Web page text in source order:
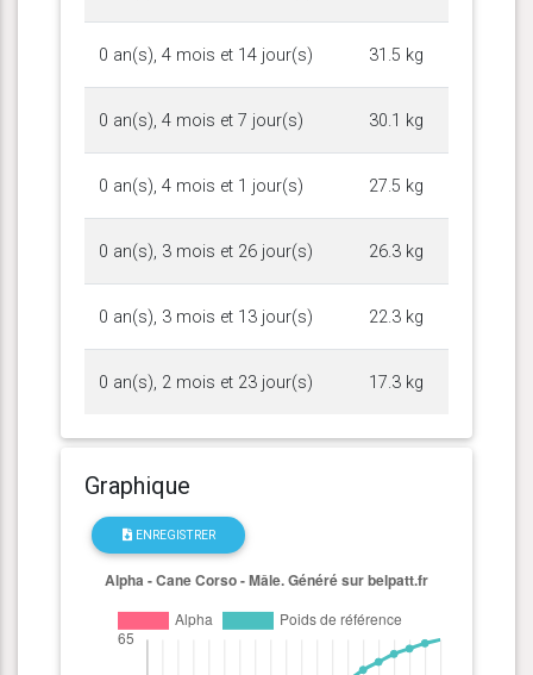
0 an(s), 4 mois et 14 jour(s) 31.5 kg
0 an(s), 4 mois et 7 jour(s) 30.1 kg
0 an(s), 4 mois et 1 jour(s) 27.5 kg
0 an(s), 3 mois et 26 jour(s) 26.3 kg
0 an(s), 3 mois et 13 jour(s) 22.3 kg
0 an(s), 2 mois et 23 jour(s) 17.3 kg
Graphique
ENREGISTRER